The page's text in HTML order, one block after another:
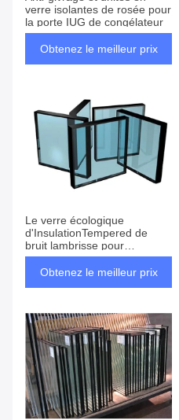
verre isolantes de rosée pour
la porte IUG de congélateur
Obtenez le meilleur prix
Le verre écologique
d'InsulationTempered de
bruit lambrisse pour
Windows, portes
Obtenez le meilleur prix